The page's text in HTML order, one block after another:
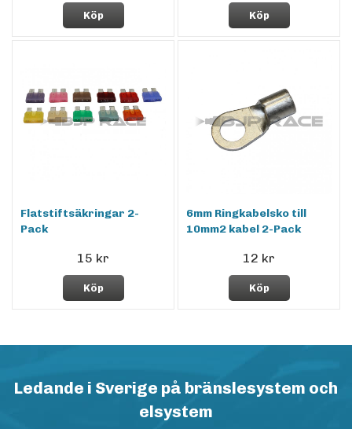
Köp Köp
Flatstiftsäkringar 2-
Pack
15 kr
Köp
6mm Ringkabelsko till
10mm2 kabel 2-Pack
12 kr
Köp
Ledande i Sverige på bränslesystem och
elsystem